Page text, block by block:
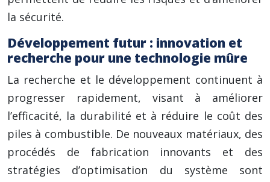
la sécurité.
Développement futur : innovation et
recherche pour une technologie mûre
La recherche et le développement continuent à
progresser rapidement, visant à améliorer
l’efficacité, la durabilité et à réduire le coût des
piles à combustible. De nouveaux matériaux, des
procédés de fabrication innovants et des
stratégies d’optimisation du système sont